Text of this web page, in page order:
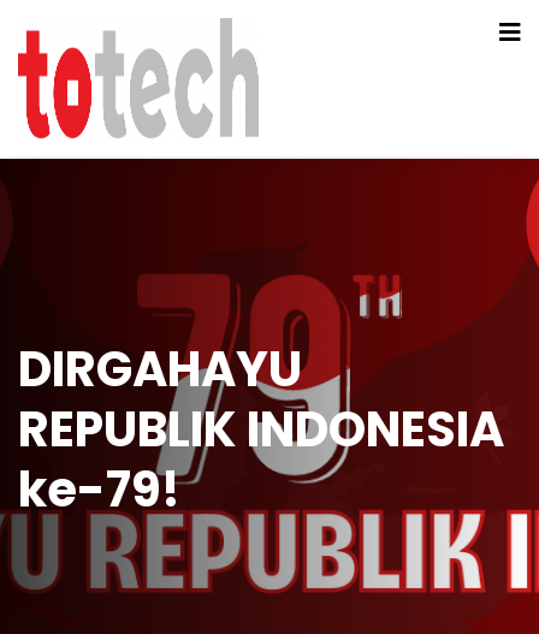
DIRGAHAYU
REPUBLIK INDONESIA
ke-79!